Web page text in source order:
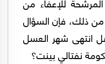
من ذلك، فإن السؤال
انتهى شهر العسل
نفتالي بينت؟